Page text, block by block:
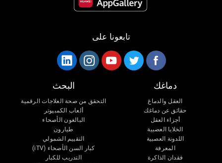
تابعونا على
دماغك
العقل والدماغ
حقائق عن دماغك
أجزاء العقل
الخلايا العصبية
اللدونة العصبية
المعرفة
فقدان الذاكرة
البحث
التحقق من صحة العلاجات الرقمية
ألعاب الكمبيوتر
البالغون الأصحاء
طيارون
التقييم الشمولي
كبار السن الأصحاء (iTV)
التدريب للكبار